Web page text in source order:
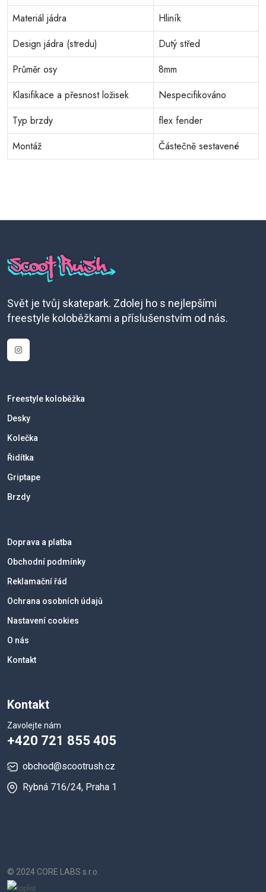
Materiál jádra
Hliník
Design jádra (stredu)
Dutý střed
Průměr osy
8mm
Klasifikace a přesnost ložisek
Nespecifikováno
Typ brzdy
flex fender
Montáž
Částečně sestavené
Svět je tvůj skatepark. Zdolej ho s nejlepšími
freestyle koloběžkami a příslušenstvím od nás.
Freestyle koloběžka
Desky
Kolečka
Řidítka
Griptape
Brzdy
Doprava a platba
Obchodní podmínky
Reklamační řád
Ochrana osobních údajů
Nastavení cookies
O nás
Kontakt
Kontakt
Zavolejte nám
+420 721 855 405
obchod@scootrush.cz
Rybná 716/24, Praha 1
© 2024 CORE LABS s.r.o.